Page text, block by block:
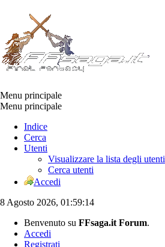
Menu principale
Menu principale
Indice
Cerca
Utenti
Visualizzare la lista degli utenti
Cerca utenti
Accedi
8 Agosto 2026, 01:59:14
Benvenuto su FFsaga.it Forum.
Accedi
Registrati